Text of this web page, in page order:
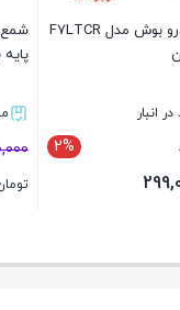
پایه بلند دابل
در انبار
1%
852,000